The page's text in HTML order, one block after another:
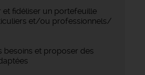
et fidéliser un portefeuille
et/ou professionnels/
besoins et proposer des